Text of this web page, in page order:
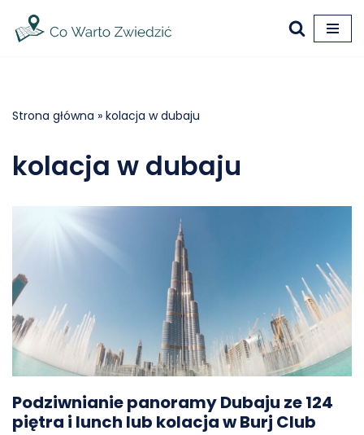
Przejdź
Strona główna » kolacja w dubaju
kolacja w dubaju
Podziwnianie panoramy Dubaju ze 124
piętra i lunch lub kolacja w Burj Club